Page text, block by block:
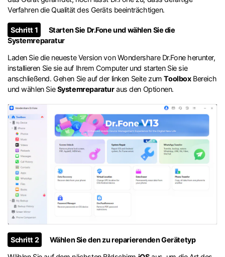
Verfahren die Qualität des Geräts beeinträchtigen.
Schritt 1
Starten Sie Dr.Fone und wählen Sie die
Systemreparatur
Laden Sie die neueste Version von Wondershare Dr.Fone herunter,
installieren Sie sie auf Ihrem Computer und starten Sie sie
anschließend. Gehen Sie auf der linken Seite zumToolboxBereich
und wählen SieSystemreparaturaus den Optionen.
Schritt 2
Wählen Sie den zu reparierenden Gerätetyp